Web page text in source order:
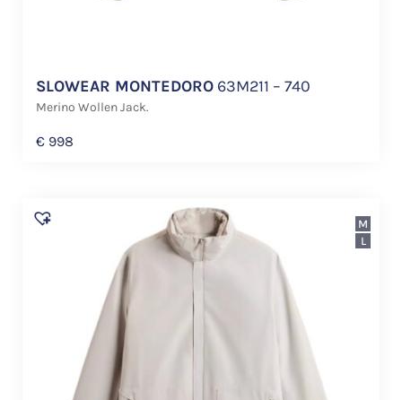
SLOWEAR MONTEDORO 63M211 – 740
Merino Wollen Jack.
€ 998
M
L